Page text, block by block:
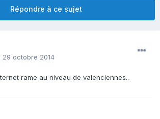
Répondre à ce sujet
29 octobre 2014
rame au niveau de valenciennes..